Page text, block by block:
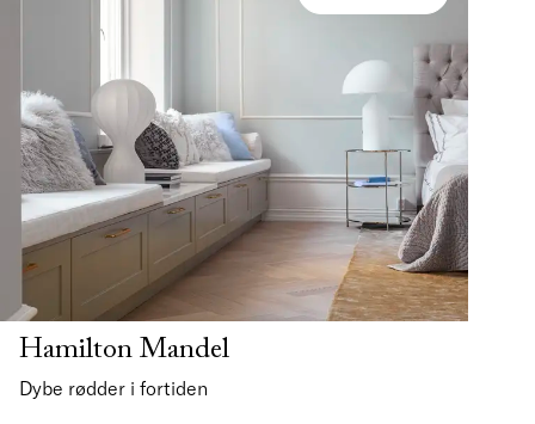
Hamilton Mandel
Dybe rødder i fortiden